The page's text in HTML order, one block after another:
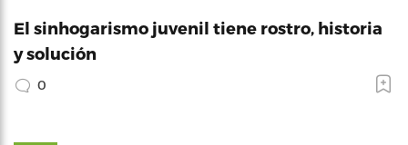
El sinhogarismo juvenil tiene rostro, historia
y solución
0